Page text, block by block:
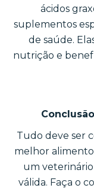
ácidos
suplementos
de saúde.
nutrição e
Tudo deve ser
melhor
um
válida. Faça o